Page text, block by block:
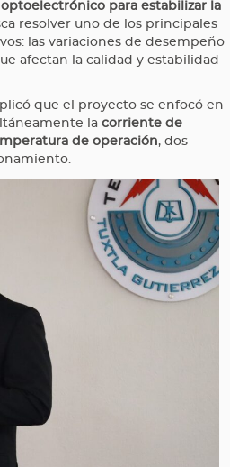
para estabilizar la
resolver uno de los principales
las variaciones de desempeño
afectan la calidad y estabilidad
que el proyecto se enfocó en
la corriente de
de operación, dos